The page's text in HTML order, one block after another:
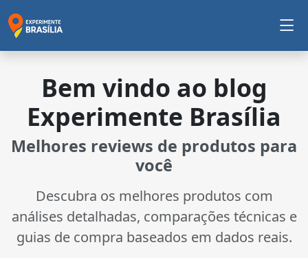
Bem vindo ao blog
Experimente Brasília
Melhores reviews de produtos para
você
Descubra os melhores produtos com
análises detalhadas, comparações técnicas e
guias de compra baseados em dados reais.